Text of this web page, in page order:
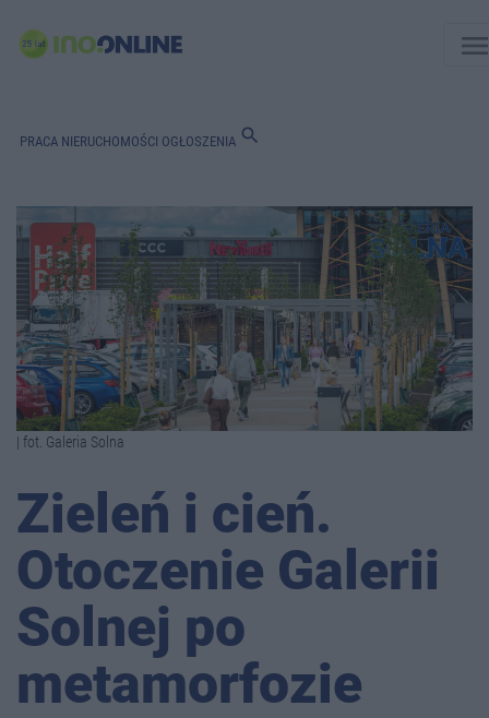
PRACA NIERUCHOMOŚCI OGŁOSZENIA search
| fot. Galeria Solna
Zieleń i cień.
Otoczenie Galerii
Solnej po
metamorfozie